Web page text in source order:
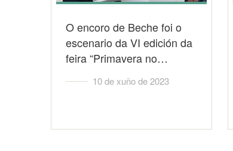
O encoro de Beche foi o
escenario da VI edición da
feira “Primavera no…
10 de xuño de 2023